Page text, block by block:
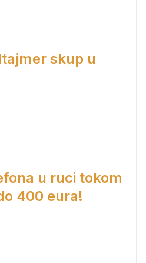
skup u
u ruci tokom
400 eura!